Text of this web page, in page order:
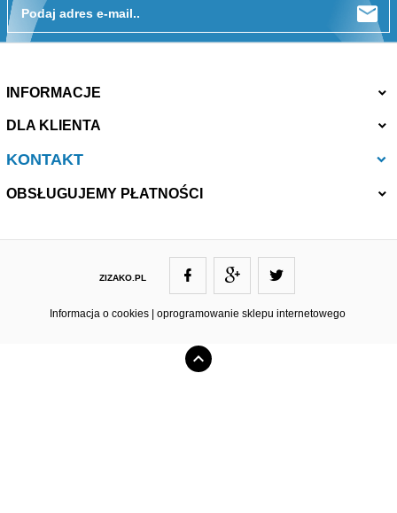
Podaj adres e-mail..
INFORMACJE
DLA KLIENTA
KONTAKT
OBSŁUGUJEMY PŁATNOŚCI
ZIZAKO.PL
Informacja o cookies oprogramowanie sklepu internetowego